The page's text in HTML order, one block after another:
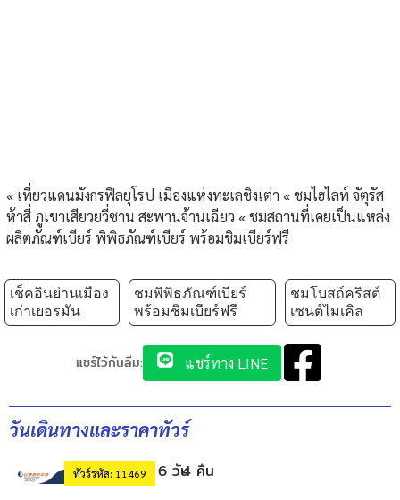
« เที่ยวแดนมังกรฟีลยุโรป เมืองแห่งทะเลชิงเต่า « ชมไฮไลท์ จัตุรัส
ห้าสี่ ภูเขาเสียวยวี่ซาน สะพานจ้านเฉียว « ชมสถานที่เคยเป็นแหล่ง
ผลิตภัณฑ์เบียร์ พิพิธภัณฑ์เบียร์ พร้อมชิมเบียร์ฟรี
เช็คอินย่านเมือง
เก่าเยอรมัน
ชมพิพิธภัณฑ์เบียร์
พร้อมชิมเบียร์ฟรี
ชมโบสถ์คริสต์
เซนต์ไมเคิล
แชร์ไว้กันลืม: แชร์ทาง LINE
วันเดินทางและราคาทัวร์
ทัวร์รหัส: 11469 6 วัน4 คืน